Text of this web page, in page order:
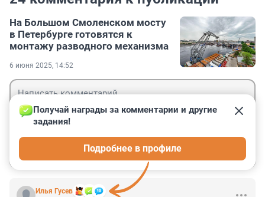
На Большом Смоленском мосту
в Петербурге готовятся к
монтажу разводного механизма
6 июня 2025, 14:52
Илья Гусев
Получай награды за комментарии и другие
задания!
Подробнее в профиле